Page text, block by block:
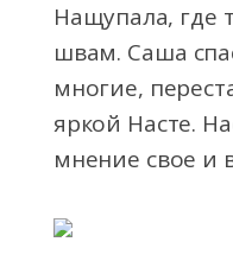
Нащупала, где
швам. Саша
многие,
яркой Насте.
мнение свое и